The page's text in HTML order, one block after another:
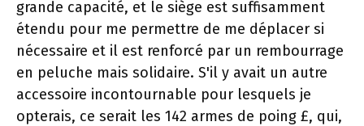
grande capacité, et le siège est suffisamment
étendu pour me permettre de me déplacer si
nécessaire et il est renforcé par un rembourrage
en peluche mais solidaire. S'il y avait un autre
accessoire incontournable pour lesquels je
opterais, ce serait les 142 armes de poing £, qui,